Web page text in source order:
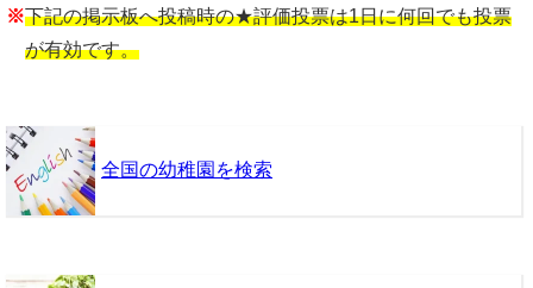
※下記の掲示板へ投稿時の★評価投票は1日に何回でも投票
が有効です。
全国の幼稚園を検索